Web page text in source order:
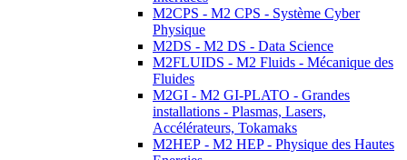
M2CPS - M2 CPS - Système Cyber
Physique
M2DS - M2 DS - Data Science
M2FLUIDS - M2 Fluids - Mécanique des
Fluides
M2GI - M2 GI-PLATO - Grandes
installations - Plasmas, Lasers,
Accélérateurs, Tokamaks
M2HEP - M2 HEP - Physique des Hautes